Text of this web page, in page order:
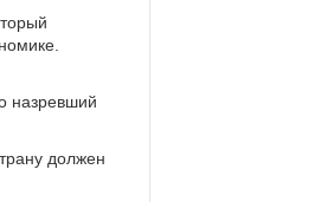
назревший
должен